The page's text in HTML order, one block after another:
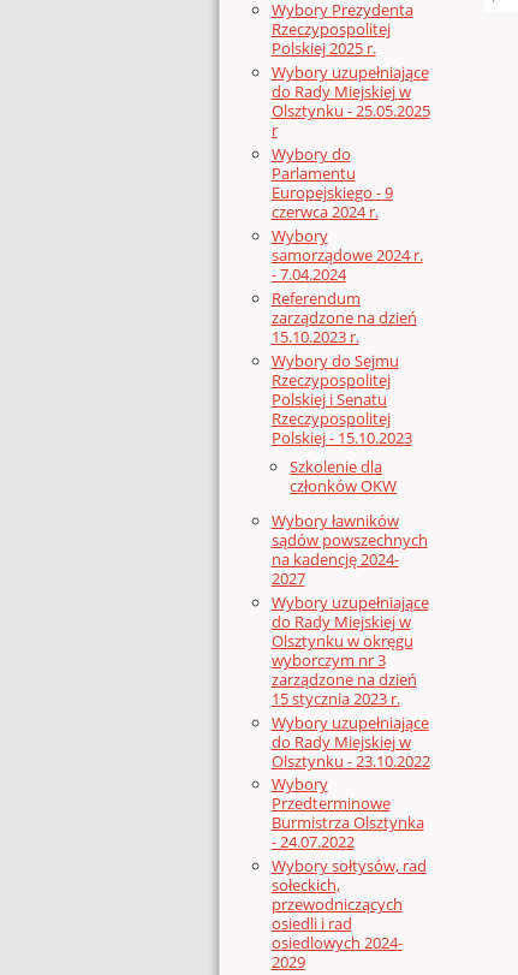
Wybory Prezydenta
Rzeczypospolitej
Polskiej 2025 r.
Wybory uzupełniające
do Rady Miejskiej w
Olsztynku - 25.05.2025
r
Wybory do
Parlamentu
Europejskiego - 9
czerwca 2024 r.
Wybory
samorządowe 2024 r.
- 7.04.2024
Referendum
zarządzone na dzień
15.10.2023 r.
Wybory do Sejmu
Rzeczypospolitej
Polskiej i Senatu
Rzeczypospolitej
Polskiej - 15.10.2023
Szkolenie dla
członków OKW
Wybory ławników
sądów powszechnych
na kadencję 2024-
2027
Wybory uzupełniające
do Rady Miejskiej w
Olsztynku w okręgu
wyborczym nr 3
zarządzone na dzień
15 stycznia 2023 r.
Wybory uzupełniające
do Rady Miejskiej w
Olsztynku - 23.10.2022
Wybory
Przedterminowe
Burmistrza Olsztynka
- 24.07.2022
Wybory sołtysów, rad
sołeckich,
przewodniczących
osiedli i rad
osiedlowych 2024-
2029